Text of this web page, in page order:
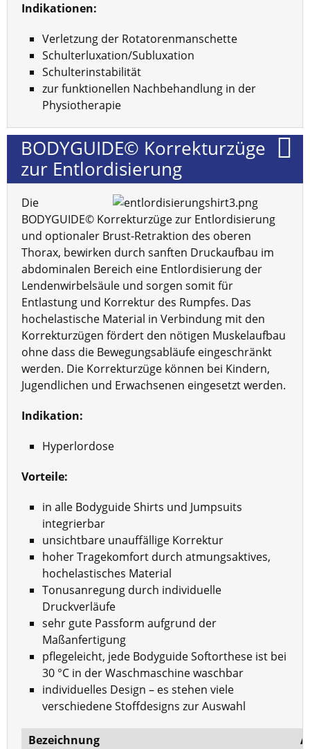
Indikationen:
Verletzung der Rotatorenmanschette
Schulterluxation/Subluxation
Schulterinstabilität
zur funktionellen Nachbehandlung in der
Physiotherapie
BODYGUIDE© Korrekturzüge
zur Entlordisierung
Die
BODYGUIDE© Korrekturzüge zur Entlordisierung
und optionaler Brust-Retraktion des oberen
Thorax, bewirken durch sanften Druckaufbau im
abdominalen Bereich eine Entlordisierung der
Lendenwirbelsäule und sorgen somit für
Entlastung und Korrektur des Rumpfes. Das
hochelastische Material in Verbindung mit den
Korrekturzügen fördert den nötigen Muskelaufbau
ohne dass die Bewegungsabläufe eingeschränkt
werden. Die Korrekturzüge können bei Kindern,
Jugendlichen und Erwachsenen eingesetzt werden.
Indikation:
Hyperlordose
Vorteile:
in alle Bodyguide Shirts und Jumpsuits
integrierbar
unsichtbare unauffällige Korrektur
hoher Tragekomfort durch atmungsaktives,
hochelastisches Material
Tonusanregung durch individuelle
Druckverläufe
sehr gute Passform aufgrund der
Maßanfertigung
pflegeleicht, jede Bodyguide Softorthese ist bei
30 °C in der Waschmaschine waschbar
individuelles Design – es stehen viele
verschiedene Stoffdesigns zur Auswahl
Bezeichnung